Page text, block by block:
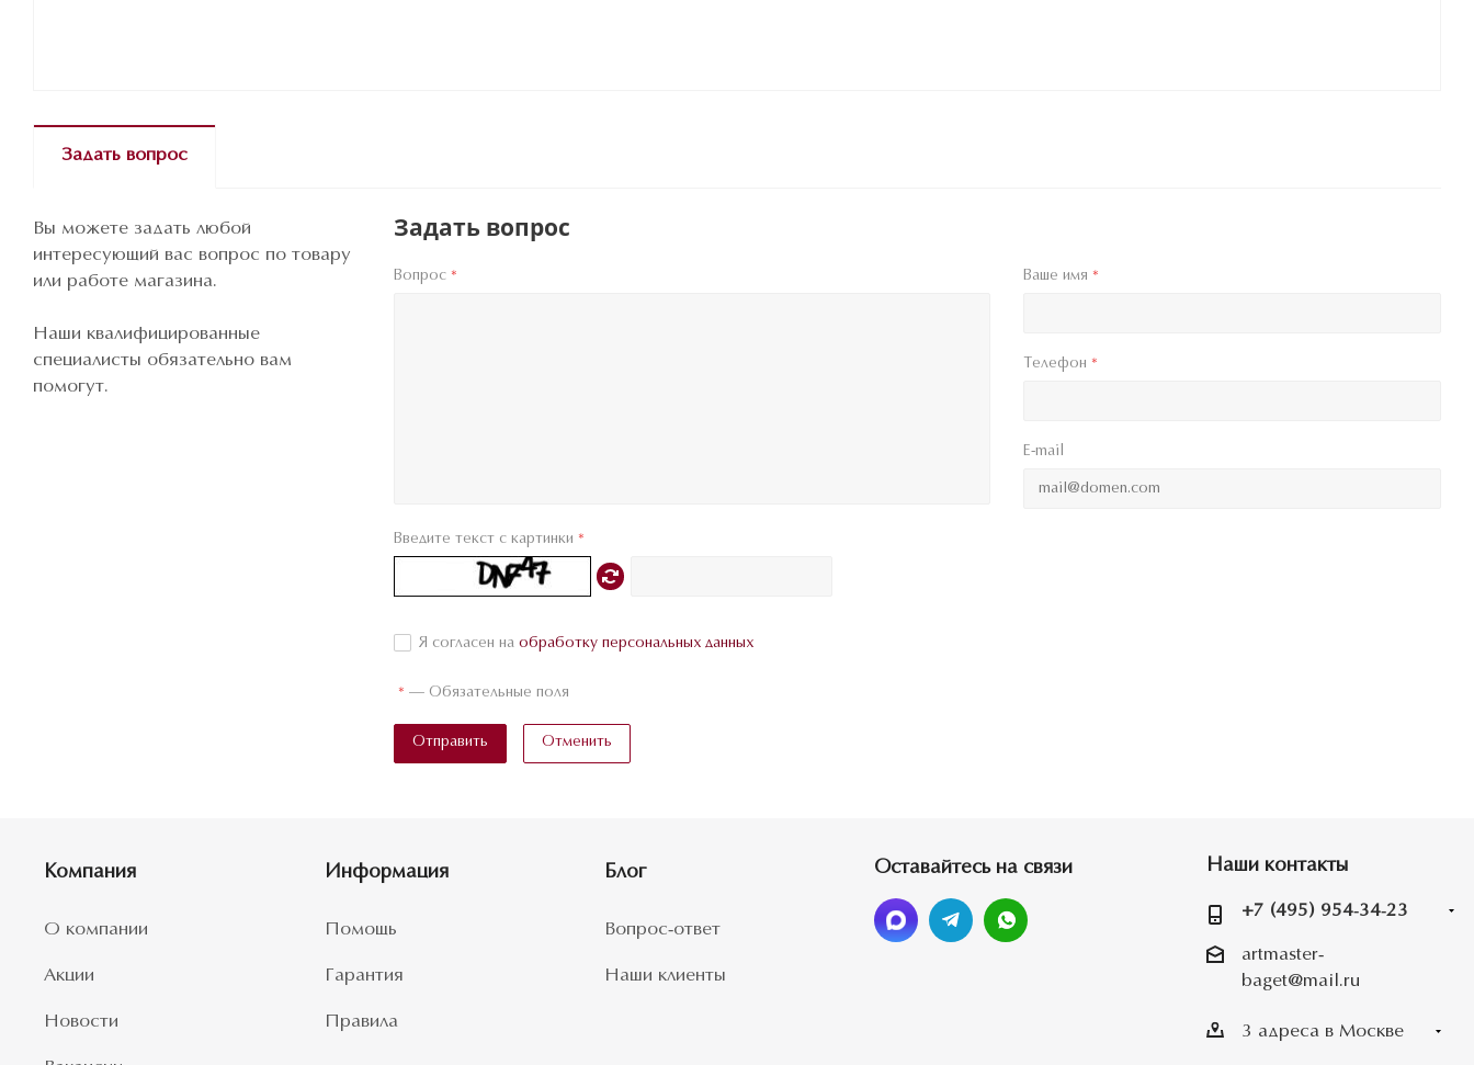
Задать вопрос
Вы можете задать любой
интересующий вас вопрос по товару
или работе магазина.
Наши квалифицированные
специалисты обязательно вам
помогут.
Задать вопрос
Вопрос * Ваше имя*
Телефон*
E-mail
Введите текст с картинки *
Я согласен на обработку персональных данных
* — Обязательные поля
Отправить Отменить
Компания
О компании
Акции
Новости
Информация
Помощь
Гарантия
Правила
Блог
Вопрос-ответ
Наши клиенты
Оставайтесь на связи Наши контакты
+7 (495) 954-34-23
artmaster-
baget@mail.ru
3 адреса в Москве